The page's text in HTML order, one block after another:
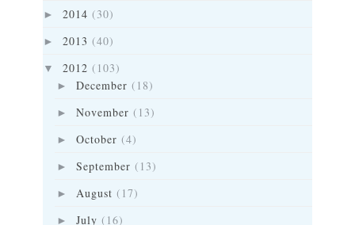
► 2014 (30)
► 2013 (40)
▼ 2012 (103)
► December (18)
► November (13)
► October (4)
► September (13)
► August (17)
► July (16)